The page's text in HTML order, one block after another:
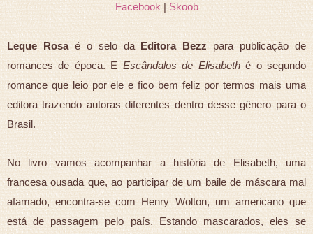
Facebook| Skoob
Leque Rosaé o selo da Editora Bezz para publicação de
romances de época. EEscândalos de Elisabethé o segundo
romance que leio por ele e fico bem feliz por termos mais uma
editora trazendo autoras diferentes dentro desse gênero para o
Brasil.
No livro vamos acompanhar a história de Elisabeth, uma
francesa ousada que, ao participar de um baile de máscara mal
afamado, encontra-se com Henry Wolton, um americano que
está de passagem pelo país. Estando mascarados, eles se